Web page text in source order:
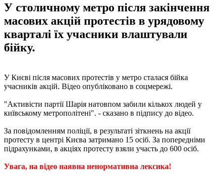
У столичному метро після закінчення
масових акцій протестів в урядовому
кварталі їх учасники влаштували
бійку.
У Києві після масових протестів у метро сталася бійка
учасників акцій. Відео опубліковано в соцмережі.
"Активісти партії Шарія натовпом забили кількох людей у
київському метрополітені". - сказано в підпису до відео.
За повідомленням поліції, в результаті зіткнень на акції
протесту в центрі Києва затримано 15 осіб. За попередніми
підрахунками, в акціях протесту взяли участь до 600 осіб.
Увага, на відео наявна ненормативна лексика!